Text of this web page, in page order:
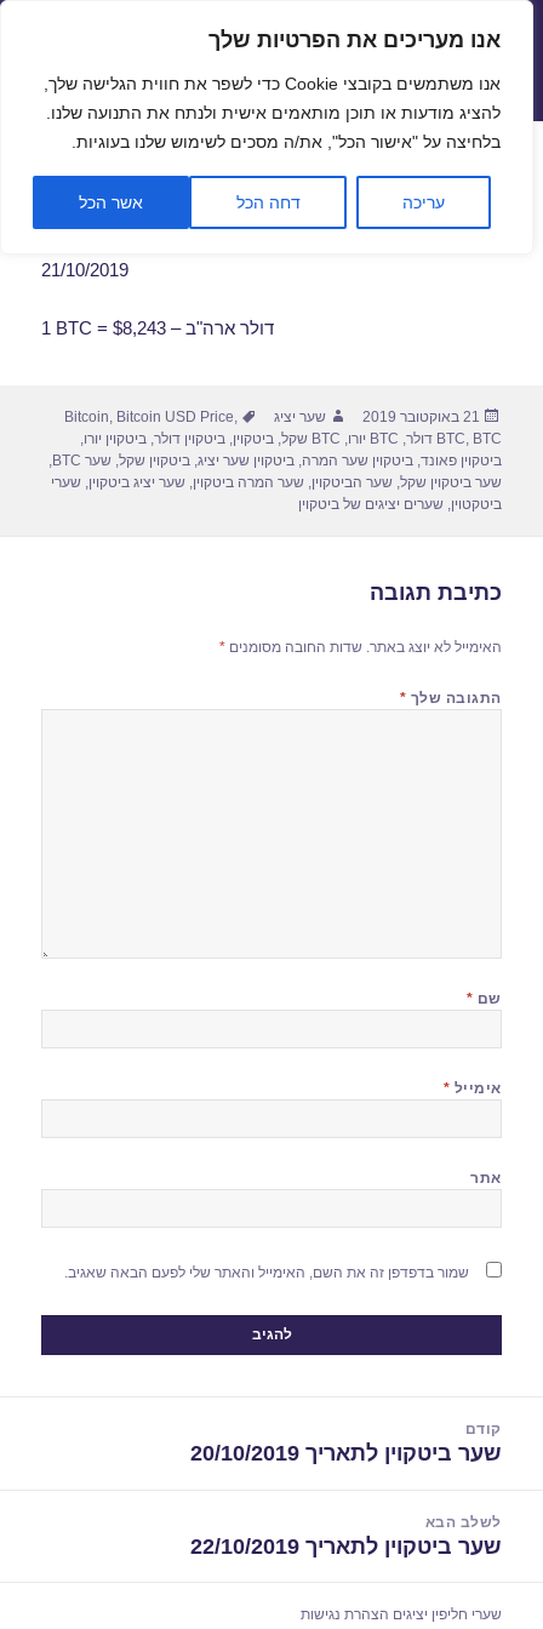
פתח
אנו מעריכים את הפרטיות שלך
אנו משתמשים בקובצי Cookie כדי לשפר את חווית הגלישה שלך,
להציג מודעות או תוכן מותאמים אישית ולנתח את התנועה שלנו.
בלחיצה על "אישור הכל", את/ה מסכים לשימוש שלנו בעוגיות.
עריכה דחה הכל אשר הכל
שערי חליפין יציגים – שער יציג
תפריטים
ווידג'טים
שער ביטקוין לתאריך 21/10/2019
21/10/2019
1 BTC = $8,243 – דולר ארה"ב
פורסם
בתאריך
21 באוקטובר 2019 מחבר
שער יציג תגיות Bitcoin, Bitcoin USD Price,
BTC, BTC דולר , BTC יורו , BTC שקל ,ביטקוין,ביטקוין דולר,ביטקוין יורו,
ביטקוין פאונד,ביטקוין שער המרה,ביטקוין שער יציג,ביטקוין שקל,שער BTC
,
שער ביטקוין שקל,שער הביטקוין,שער המרה ביטקוין,שער יציג ביטקוין,שערי
ביטקטוין,שערים יציגים של ביטקוין
כתיבת תגובה
האימייל לא יוצג באתר. שדות החובה מסומנים*
התגובה שלך *
שם *
אימייל *
אתר
שמור בדפדפן זה את השם, האימייל והאתר שלי לפעם הבאה שאגיב.
קודם
הפוסט
שער ביטקוין לתאריך 20/10/2019
לשלב הבא
הפוסט
שער ביטקוין לתאריך 22/10/2019
שערי חליפין יציגים הצהרת נגישות